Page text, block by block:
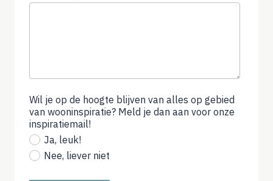
Wil je op de hoogte blijven van alles op gebied
van wooninspiratie? Meld je dan aan voor onze
inspiratiemail!
Ja, leuk!
Nee, liever niet